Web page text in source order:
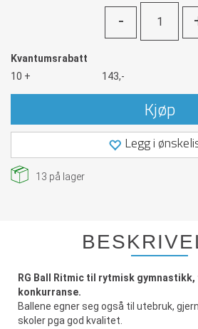
-
Kvantumsrabatt
10 +
143,-
Kjøp
Legg i
13 på lager
RG Ball Ritmic til rytmisk
konkurranse.
Ballene egner seg også til utebruk,
skoler pga god kvalitet.